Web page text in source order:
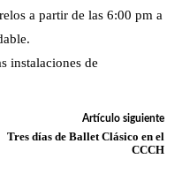
a partir de las 6:00 pm a
instalaciones de
Artículo siguiente
Tres días de Ballet Clásico en el
CCCH